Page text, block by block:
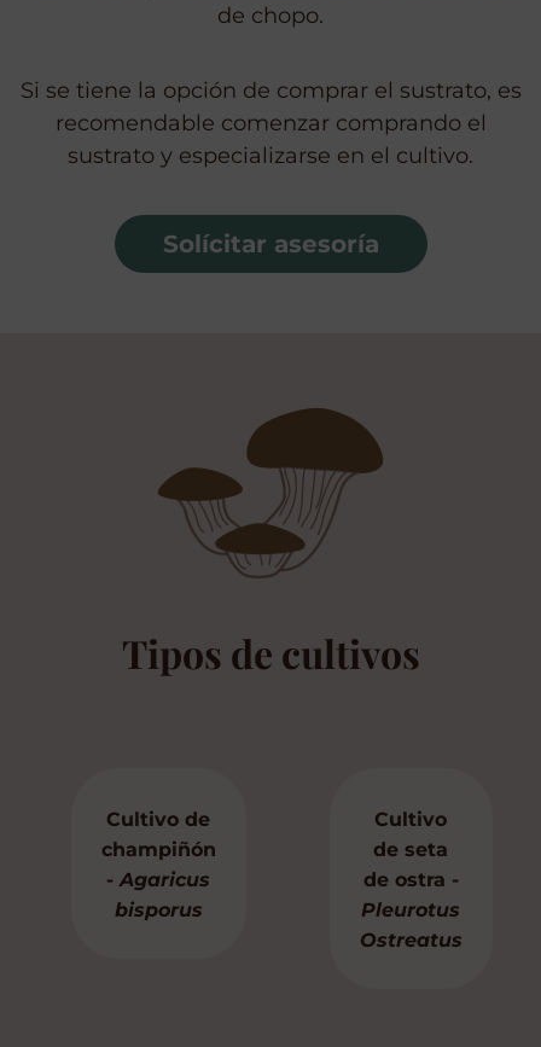
de chopo.
Si se tiene la opción de comprar el sustrato, es
recomendable comenzar comprando el
sustrato y especializarse en el cultivo.
Solícitar asesoría
Tipos de cultivos
Cultivo de
champiñón
-Agaricus
bisporus
Cultivo
de seta
de ostra -
Pleurotus
Ostreatus